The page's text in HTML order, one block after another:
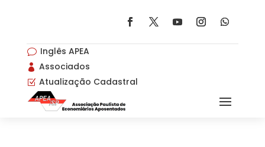
v Inglês APEA
 Associados
Z Atualização Cadastral